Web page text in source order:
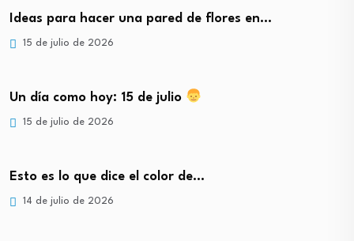
Ideas para hacer una pared de flores en…
15 de julio de 2026
Un día como hoy: 15 de julio
15 de julio de 2026
Esto es lo que dice el color de…
14 de julio de 2026